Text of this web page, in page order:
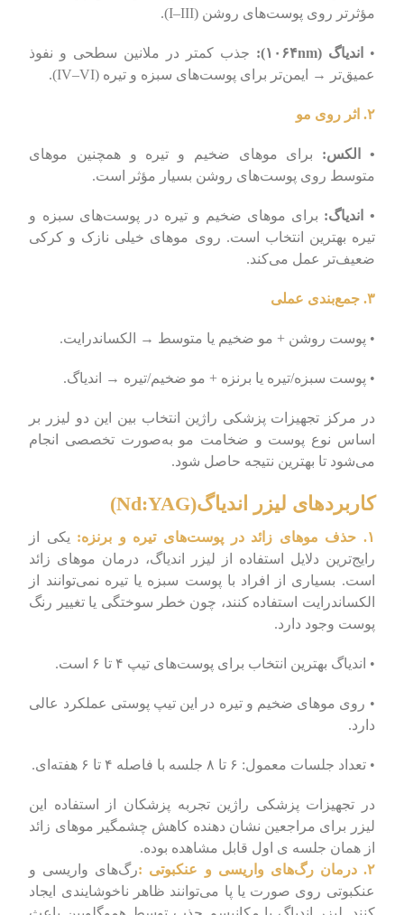
مؤثرتر روی پوست‌های روشن (I–III).
• اندیاگ (۱۰۶۴nm):
جذب کمتر در ملانین سطحی و نفوذ
عمیق‌تر → ایمن‌تر برای پوست‌های سبزه و تیره (IV–VI).
۲. اثر روی مو
• الکس: برای موهای ضخیم و تیره و همچنین موهای
متوسط روی پوست‌های روشن بسیار مؤثر است.
• اندیاگ: برای موهای ضخیم و تیره در پوست‌های سبزه و
تیره بهترین انتخاب است. روی موهای خیلی نازک و کرکی
ضعیف‌تر عمل می‌کند.
۳. جمع‌بندی عملی
• پوست روشن + مو ضخیم یا متوسط → الکساندرایت.
• پوست سبزه/تیره یا برنزه + مو ضخیم/تیره → اندیاگ.
در مرکز تجهیزات پزشکی راژین انتخاب بین این دو لیزر بر
اساس نوع پوست و ضخامت مو به‌صورت تخصصی انجام
می‌شود تا بهترین نتیجه حاصل شود.
کاربردهای لیزر اندیاگ(Nd:YAG)
۱. حذف موهای زائد در پوست‌های تیره و برنزه:
یکی از
رایج‌ترین دلایل استفاده از لیزر اندیاگ، درمان موهای زائد
است. بسیاری از افراد با پوست سبزه یا تیره نمی‌توانند از
الکساندرایت استفاده کنند، چون خطر سوختگی یا تغییر رنگ
پوست وجود دارد.
• اندیاگ بهترین انتخاب برای پوست‌های تیپ ۴ تا ۶ است.
• روی موهای ضخیم و تیره در این تیپ پوستی عملکرد عالی
دارد.
• تعداد جلسات معمول: ۶ تا ۸ جلسه با فاصله ۴ تا ۶ هفته‌ای.
در تجهیزات پزشکی راژین تجربه پزشکان از استفاده این
لیزر برای مراجعین نشان دهنده کاهش چشمگیر موهای زائد
از همان جلسه ی اول قابل مشاهده بوده.
۲. درمان رگ‌های واریسی و عنکبوتی :
رگ‌های واریسی و
عنکبوتی روی صورت یا پا می‌توانند ظاهر ناخوشایندی ایجاد